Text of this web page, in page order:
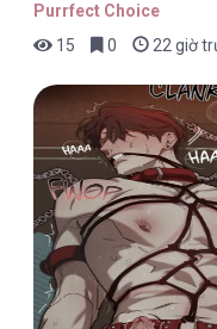
Purrfect Choice
15
0 22 giờ